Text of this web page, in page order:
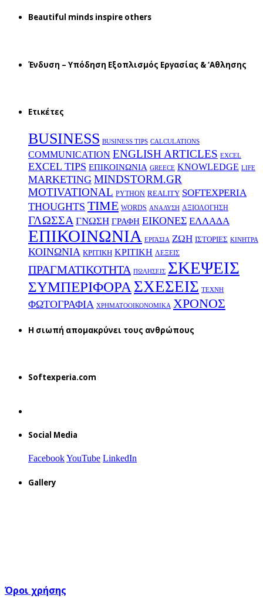
Beautiful minds inspire others
Ένδυση – Υπόδηση Εξοπλισμός Εργασίας & ‘Aθλησης
Ετικέτες
BUSINESS BUSINESS TIPS CALCULATIONS
COMMUNICATION ENGLISH ARTICLES EXCEL
EXCEL TIPS EΠΙΚΟΙΝΩΝΙΑ GREECE KNOWLEDGE LIFE
MARKETING MINDSTORM.GR
MOTIVATIONAL PYTHON REALITY SOFTEXPERIA
THOUGHTS TIME WORDS ΑΝΑΛΥΣΗ ΑΞΙΟΛΟΓΗΣΗ
ΓΛΩΣΣΑ ΓΝΩΣΗ ΓΡΑΦΗ ΕΙΚΟΝΕΣ ΕΛΛΑΔΑ
ΕΠΙΚΟΙΝΩΝΙΑ ΕΡΓΑΣΙΑ ΖΩΗ ΙΣΤΟΡΙΕΣ ΚΙΝΗΤΡΑ
ΚΟΙΝΩΝΙΑ ΚΡΙΤΙΚΗ ΚΡΙΤΙΚΗ ΛΕΞΕΙΣ
ΠΡΑΓΜΑΤΙΚΟΤΗΤΑ ΠΩΛΗΣΕΙΣ ΣΚΕΨΕΙΣ
ΣΥΜΠΕΡΙΦΟΡΑΣΧΕΣΕΙΣ ΤΕΧΝΗ
ΦΩΤΟΓΡΑΦΙΑ ΧΡΗΜΑΤΟΟΙΚΟΝΟΜΙΚΑ ΧΡΟΝΟΣ
H σιωπή απομακρύνει τους ανθρώπους
Softexperia.com
Social Media
FacebookYouTube LinkedIn
Gallery
Όροι χρήσης